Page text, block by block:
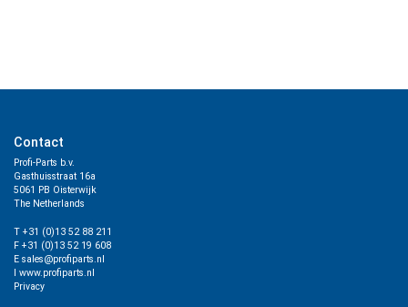
Contact
Profi-Parts b.v.
Gasthuisstraat 16a
5061 PB Oisterwijk
The Netherlands
T +31 (0)13 52 88 211
F +31 (0)13 52 19 608
E sales@profiparts.nl
I www.profiparts.nl
Privacy